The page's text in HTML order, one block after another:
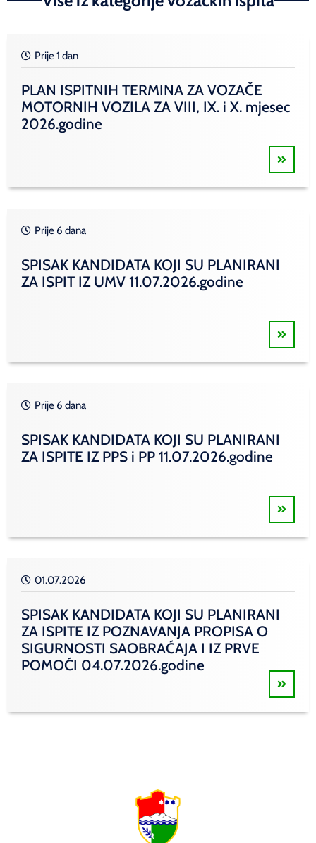
Prije 1 dan
PLAN ISPITNIH TERMINA ZA VOZAČE
MOTORNIH VOZILA ZA VIII, IX. i X. mjesec
2026.godine
Prije 6 dana
SPISAK KANDIDATA KOJI SU PLANIRANI
ZA ISPIT IZ UMV 11.07.2026.godine
Prije 6 dana
SPISAK KANDIDATA KOJI SU PLANIRANI
ZA ISPITE IZ PPS i PP 11.07.2026.godine
01.07.2026
SPISAK KANDIDATA KOJI SU PLANIRANI
ZA ISPITE IZ POZNAVANJA PROPISA O
SIGURNOSTI SAOBRAĆAJA I IZ PRVE
POMOĆI 04.07.2026.godine